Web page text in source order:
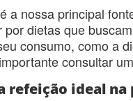
a nossa principal
por dietas que
consumo, como a
consultar
refeição ideal na